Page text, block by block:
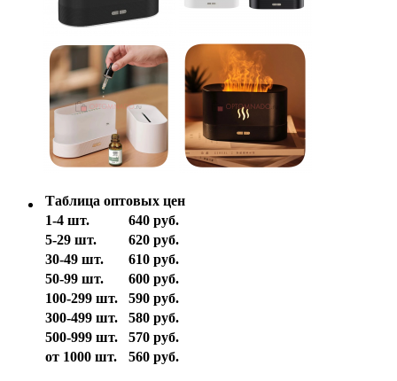
Таблица оптовых цен
1-4 шт.
640 руб.
5-29 шт.
620 руб.
30-49 шт.
610 руб.
50-99 шт.
600 руб.
100-299 шт.
590 руб.
300-499 шт.
580 руб.
500-999 шт.
570 руб.
от 1000 шт.
560 руб.